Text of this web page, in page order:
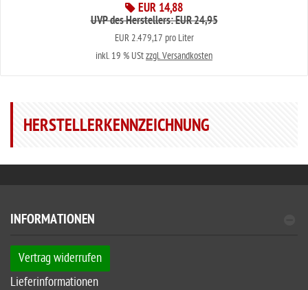
EUR 14,88
UVP des Herstellers: EUR 24,95
EUR 2.479,17 pro Liter
inkl. 19 % UStzzgl. Versandkosten
HERSTELLERKENNZEICHNUNG
INFORMATIONEN
Vertrag widerrufen
Lieferinformationen